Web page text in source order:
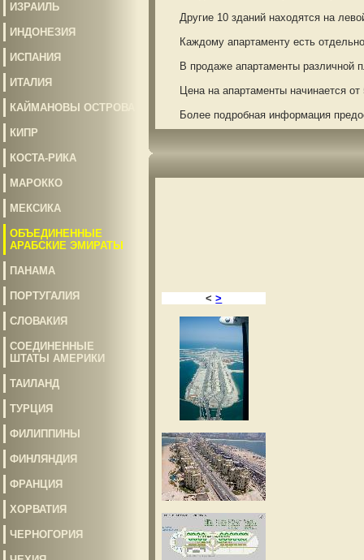
ИЗРАИЛЬ
ИНДОНЕЗИЯ
ИСПАНИЯ
ИТАЛИЯ
КАЙМАНОВЫ ОСТРОВА
КИПР
КОСТА-РИКА
МАРОККО
МЕКСИКА
ОБЪЕДИНЕННЫЕ
АРАБСКИЕ ЭМИРАТЫ
ПАНАМА
ПОРТУГАЛИЯ
СЛОВАКИЯ
СОЕДИНЕННЫЕ
ШТАТЫ АМЕРИКИ
ТАИЛАНД
ТУРЦИЯ
ФИЛИППИНЫ
ФИНЛЯНДИЯ
ФРАНЦИЯ
ХОРВАТИЯ
ЧЕРНОГОРИЯ
Другие 10 зданий находятся на
Каждому апартаменту есть
В продаже апартаменты различной
Цена на апартаменты начинается от
Более подробная информация
< >